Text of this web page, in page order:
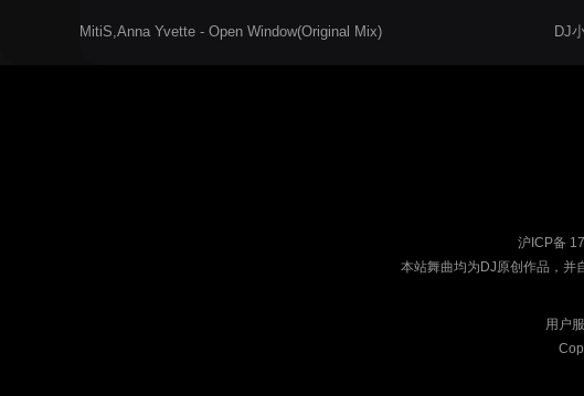
MitiS,Anna Yvette - Open Window(Original Mix) DJ
沪ICP备
本站舞曲均为DJ原创作品，并
用户